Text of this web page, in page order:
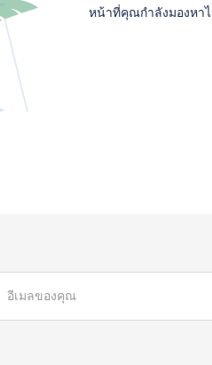
หน้าที่คุณกำลังมองหา